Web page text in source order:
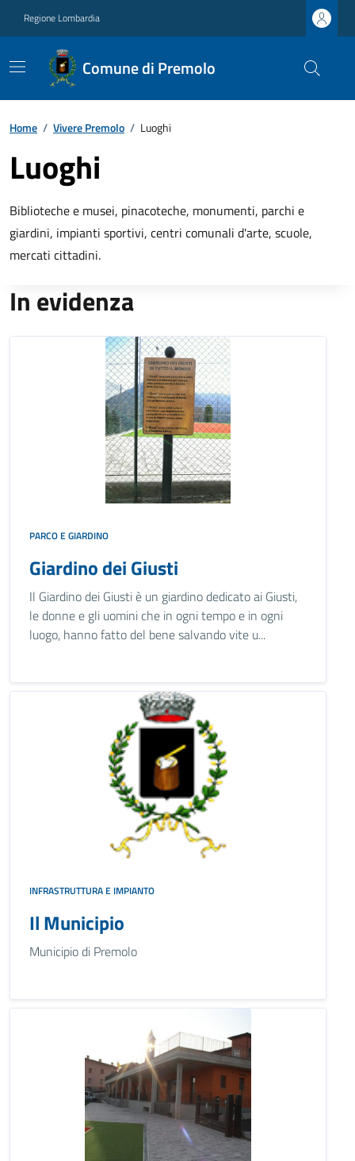
Regione Lombardia
Comune di Premolo
Home / Vivere Premolo / Luoghi
Luoghi
Biblioteche e musei, pinacoteche, monumenti, parchi e
giardini, impianti sportivi, centri comunali d'arte, scuole,
mercati cittadini.
In evidenza
PARCO E GIARDINO
Giardino dei Giusti
Il Giardino dei Giusti è un giardino dedicato ai Giusti,
le donne e gli uomini che in ogni tempo e in ogni
luogo, hanno fatto del bene salvando vite u...
INFRASTRUTTURA E IMPIANTO
Il Municipio
Municipio di Premolo